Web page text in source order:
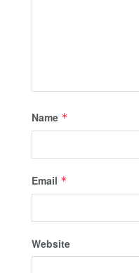
Name *
Email *
Website